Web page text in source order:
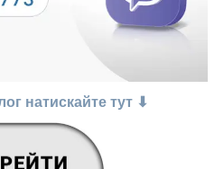
натискайте тут ⬇